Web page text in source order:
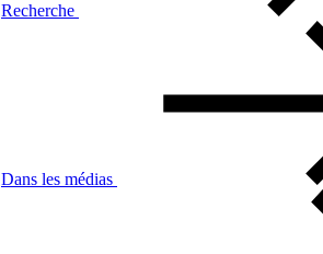
Recherche
Dans les médias